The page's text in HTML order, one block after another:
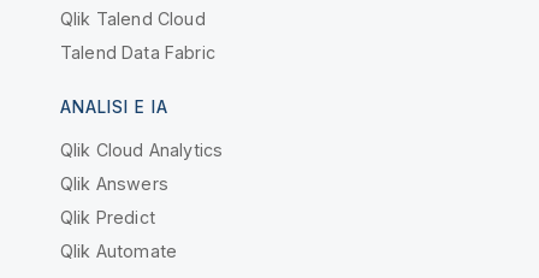
Qlik Talend Cloud
Talend Data Fabric
ANALISI E IA
Qlik Cloud Analytics
Qlik Answers
Qlik Predict
Qlik Automate